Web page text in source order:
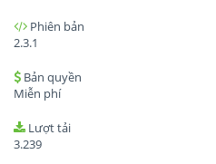
Phiên bản
2.3.1
Bản quyền
Miễn phí
Lượt tải
3.239